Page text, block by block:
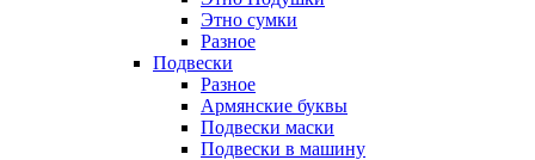
Этно сумки
Разное
Подвески
Разное
Армянские буквы
Подвески маски
Подвески в машину